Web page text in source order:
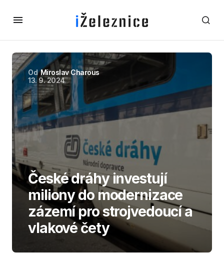
Od Miroslav Charous
13. 9. 2024
České dráhy investují
miliony do modernizace
zázemí pro strojvedoucí a
vlakové čety